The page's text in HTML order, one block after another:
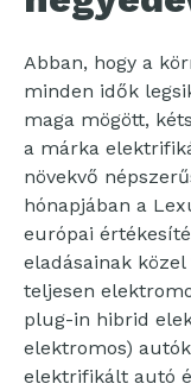
Abban, hogy a
minden idők
maga mögött,
a márka
növekvő
hónapjában a
európai
eladásainak
teljesen
plug-in hibrid
elektromos)
elektrifikált autó